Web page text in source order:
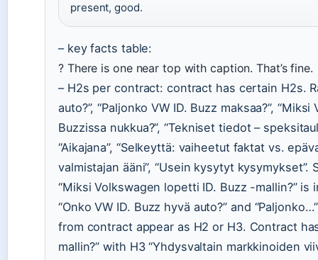
present, good.
– key facts table:
? There is one near top with caption. That’s fine.
– H2s per contract: contract has certain H2s.
auto?”, “Paljonko VW ID. Buzz maksaa?”,
Buzzissa nukkua?”, “Tekniset tiedot –
“Aikajana”, “Selkeyttä: vaiheetut faktat vs.
valmistajan ääni”, “Usein kysytyt
“Miksi Volkswagen lopetti ID. Buzz -mallin?”
“Onko VW ID. Buzz hyvä auto?” and
from contract appear as H2 or H3. Contract
mallin?” with H3 “Yhdysvaltain markkinoiden